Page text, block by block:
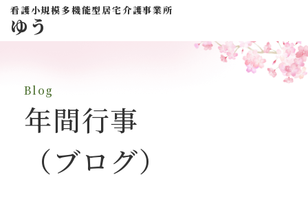
看護小規模多機能型居宅介護事業所
ゆう
Blog
年間行事
（ブログ）